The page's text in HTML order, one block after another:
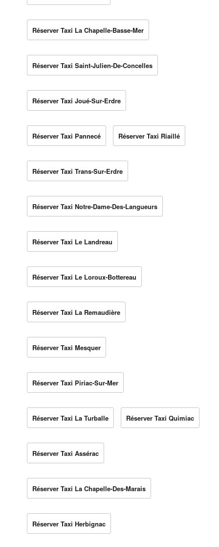
Réserver Taxi La Chapelle-Basse-Mer
Réserver Taxi Saint-Julien-De-Concelles
Réserver Taxi Joué-Sur-Erdre
Réserver Taxi Pannecé Réserver Taxi Riaillé
Réserver Taxi Trans-Sur-Erdre
Réserver Taxi Notre-Dame-Des-Langueurs
Réserver Taxi Le Landreau
Réserver Taxi Le Loroux-Bottereau
Réserver Taxi La Remaudière
Réserver Taxi Mesquer
Réserver Taxi Piriac-Sur-Mer
Réserver Taxi La Turballe Réserver Taxi Quimiac
Réserver Taxi Assérac
Réserver Taxi La Chapelle-Des-Marais
Réserver Taxi Herbignac